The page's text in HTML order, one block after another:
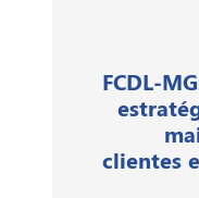
FCDL-
clientes